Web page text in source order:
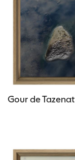
Gour de Tazenat